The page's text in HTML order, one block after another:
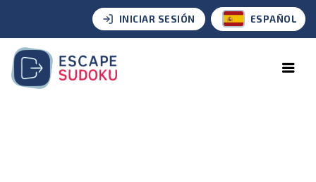
INICIAR SESIÓN ESPAÑOL